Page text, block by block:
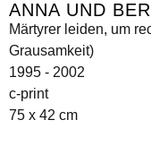
ANNA UND
Märtyrer leiden, um
Grausamkeit)
1995 - 2002
c-print
75 x 42 cm